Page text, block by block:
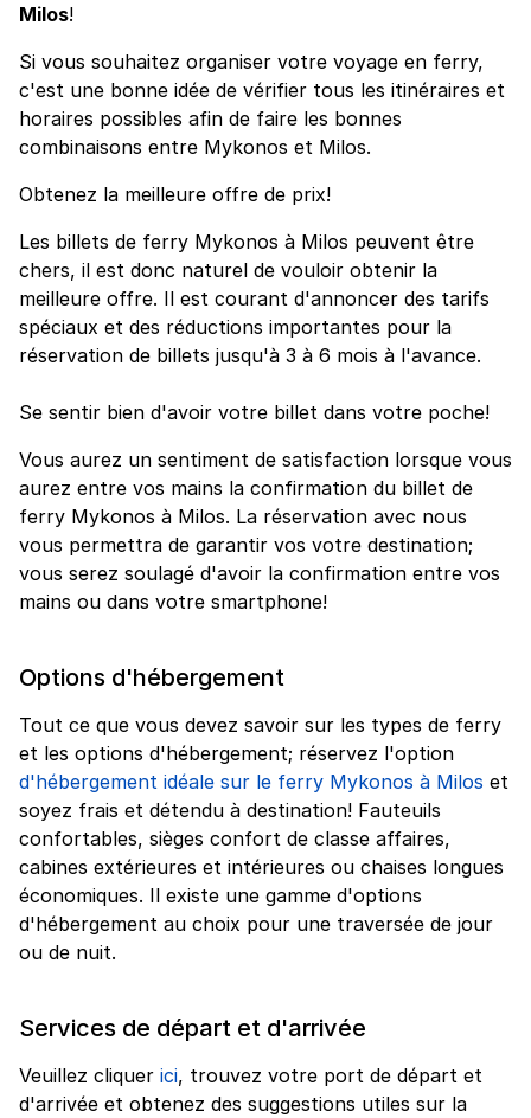
Milos!
Si vous souhaitez organiser votre voyage en ferry,
c'est une bonne idée de vérifier tous les itinéraires et
horaires possibles afin de faire les bonnes
combinaisons entre Mykonos et Milos.
Obtenez la meilleure offre de prix!
Les billets de ferry Mykonos à Milos peuvent être
chers, il est donc naturel de vouloir obtenir la
meilleure offre. Il est courant d'annoncer des tarifs
spéciaux et des réductions importantes pour la
réservation de billets jusqu'à 3 à 6 mois à l'avance.
Se sentir bien d'avoir votre billet dans votre poche!
Vous aurez un sentiment de satisfaction lorsque vous
aurez entre vos mains la confirmation du billet de
ferry Mykonos à Milos. La réservation avec nous
vous permettra de garantir vos votre destination;
vous serez soulagé d'avoir la confirmation entre vos
mains ou dans votre smartphone!
Options d'hébergement
Tout ce que vous devez savoir sur les types de ferry
et les options d'hébergement; réservez l'option
d'hébergement idéale sur le ferry Mykonos à Milos et
soyez frais et détendu à destination! Fauteuils
confortables, sièges confort de classe affaires,
cabines extérieures et intérieures ou chaises longues
économiques. Il existe une gamme d'options
d'hébergement au choix pour une traversée de jour
ou de nuit.
Services de départ et d'arrivée
Veuillez cliquer ici, trouvez votre port de départ et
d'arrivée et obtenez des suggestions utiles sur la